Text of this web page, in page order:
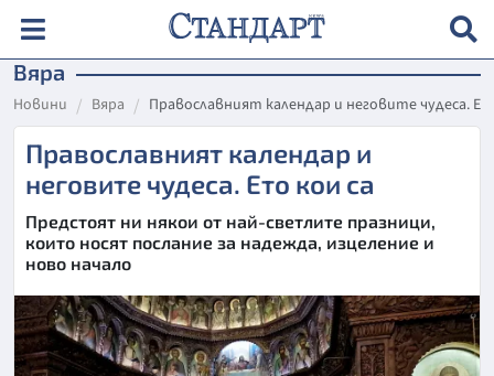
Вяра
Новини Вяра Православният календар и неговите чудеса.
Православният календар и
неговите чудеса. Ето кои са
Предстоят ни някои от най-светлите празници,
които носят послание за надежда, изцеление и
ново начало